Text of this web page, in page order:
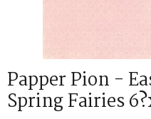
Papper Pion -
Spring Fairies